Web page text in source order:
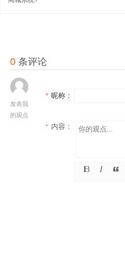
0 条评论
发表我
的观点
* 昵称：
* 内容：